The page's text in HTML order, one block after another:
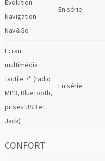
Évolution –
Navigation
Nav&Go
En série
Ecran
multimédia
tactile 7″ (radio
MP3, Bluetooth,
prises USB et
Jack)
En série
CONFORT